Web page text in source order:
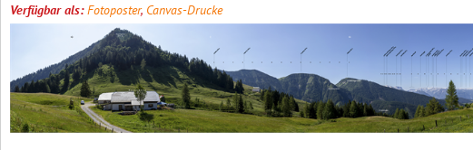
Verfügbar als:Fotoposter, Canvas-Drucke